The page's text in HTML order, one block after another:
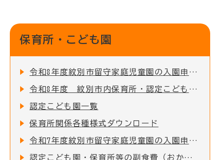
保育所・こども園
令和8年度紋別市留守家庭児童園の入園申込受付を開始しました！
令和8年度 紋別市内保育所・認定こども園 入所児童募集のお知らせ
認定こども園一覧
保育所関係各種様式ダウンロード
令和7年度紋別市留守家庭児童園の入園申込受付を開始しました！
認定こども園・保育所等の副食費（おかず代・おやつ代）を助成します